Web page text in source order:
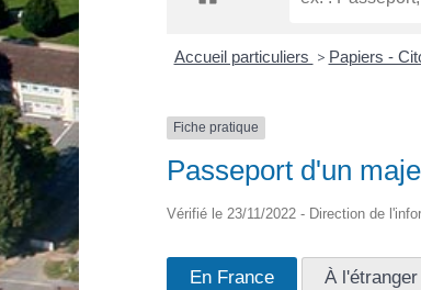
Accueil particuliers > Papiers -
Fiche pratique
Passeport d'un
Vérifié le 23/11/2022 - Direction de
En France À l'étranger